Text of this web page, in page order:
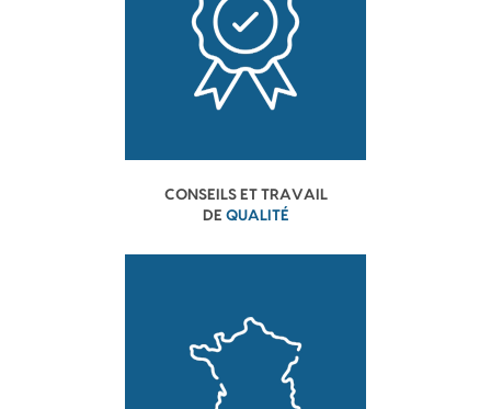
CONSEILS ET TRAVAIL
DE QUALITÉ